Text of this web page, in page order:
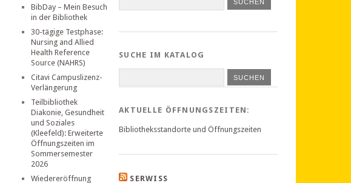
BibDay – Mein Besuch
in der Bibliothek
30-tägige Testphase:
Nursing and Allied
Health Reference
Source (NAHRS)
Citavi Campuslizenz-
Verlängerung
Teilbibliothek
Diakonie, Gesundheit
und Soziales
(Kleefeld): Erweiterte
Öffnungszeiten im
Sommersemester
2026
Wiedereröffnung
SUCHE IM KATALOG
SUCHEN
AKTUELLE ÖFFNUNGSZEITEN:
Bibliotheksstandorte und Öffnungszeiten
SERWISS